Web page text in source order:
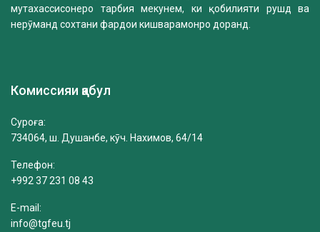
мутахассисонеро тарбия мекунем, ки қобилияти рушд ва
нерӯманд сохтани фардои кишварамонро доранд.
Комиссияи қабул
Суроға:
734064, ш. Душанбе, кӯч. Нахимов, 64/14
Телефон:
+992 37 231 08 43
E-mail:
info@tgfeu.tj